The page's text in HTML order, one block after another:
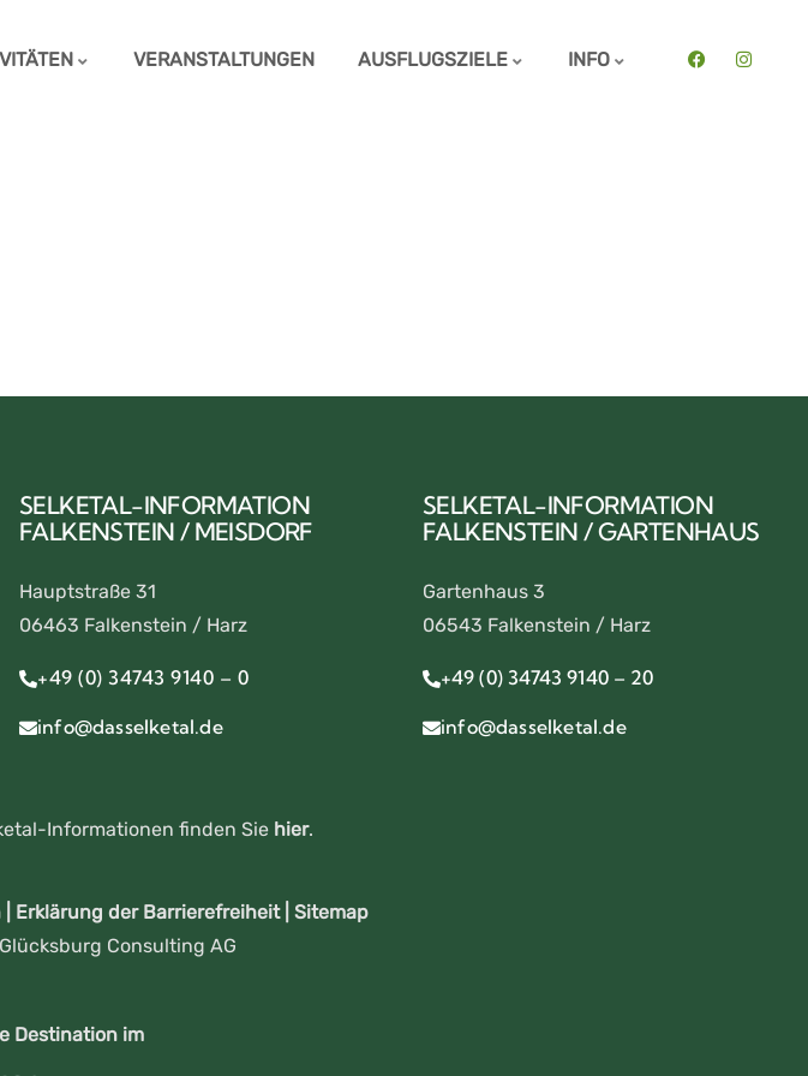
VERANSTALTUNGEN AUSFLUGSZIELE INFO
SELKETAL-INFORMATION
FALKENSTEIN / MEISDORF
Hauptstraße 31
06463 Falkenstein / Harz
+49 (0) 34743 9140 – 0
info@dasselketal.de
SELKETAL-INFORMATION
FALKENSTEIN / GARTENHAUS
Gartenhaus 3
06543 Falkenstein / Harz
+49 (0) 34743 9140 – 20
info@dasselketal.de
Informationen finden Sie hier.
| Erklärung der Barrierefreiheit | Sitemap
Consulting AG
Destination im